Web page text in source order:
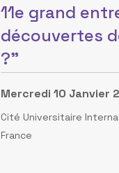
11e grand
découvertes
?"
Mercredi 10 Janvier
Cité Universitaire
France